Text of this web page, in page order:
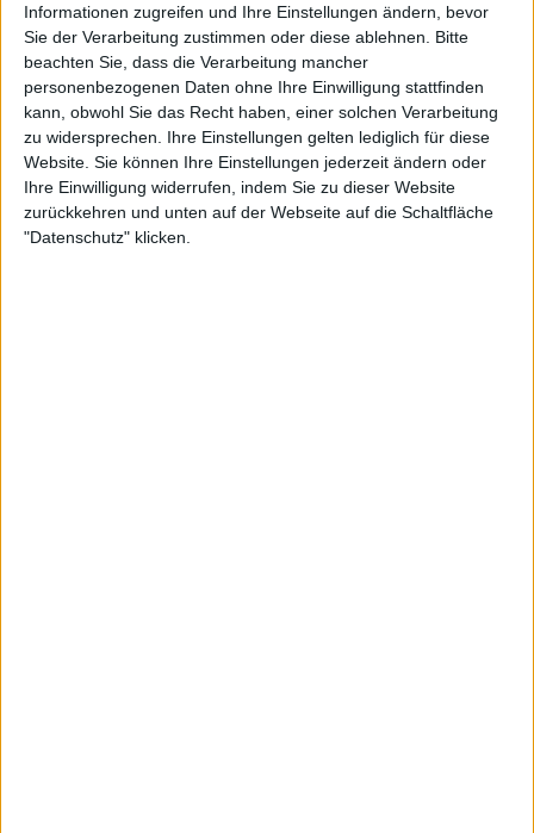
Informationen zugreifen und Ihre Einstellungen ändern, bevor
Sie der Verarbeitung zustimmen oder diese ablehnen.
Bitte
beachten Sie, dass die Verarbeitung mancher
personenbezogenen Daten ohne Ihre Einwilligung stattfinden
kann, obwohl Sie das Recht haben, einer solchen Verarbeitung
zu widersprechen. Ihre Einstellungen gelten lediglich für diese
Website. Sie können Ihre Einstellungen jederzeit ändern oder
Ihre Einwilligung widerrufen, indem Sie zu dieser Website
zurückkehren und unten auf der Webseite auf die Schaltfläche
"Datenschutz" klicken.